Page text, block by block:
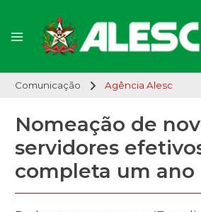
Comunicação Agência Alesc
Nomeação de
servidores
completa um ano